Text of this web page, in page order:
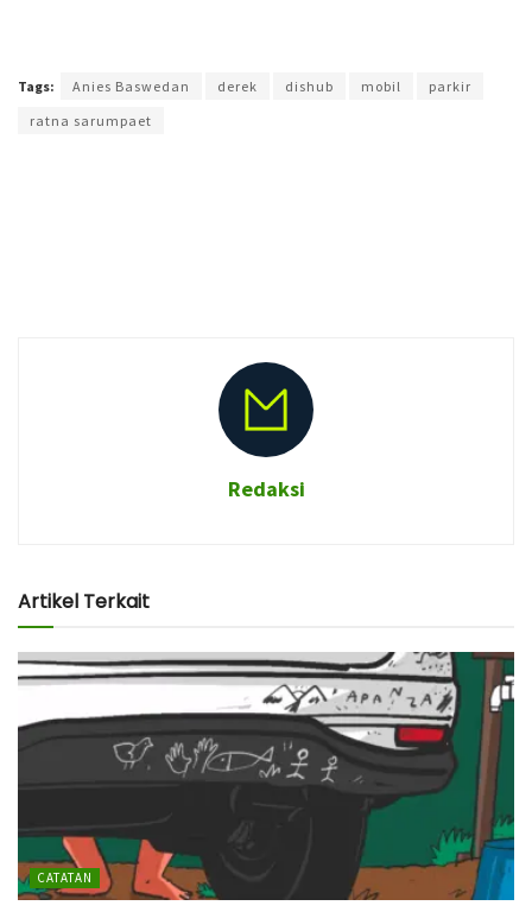
Tags: Anies Baswedan derek dishub mobil
parkir
ratna sarumpaet
Redaksi
Artikel Terkait
CATATAN